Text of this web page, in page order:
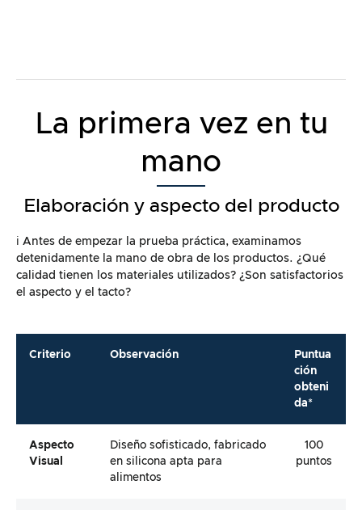
La primera vez en tu
mano
Elaboración y aspecto del producto
ℹ️ Antes de empezar la prueba práctica, examinamos
detenidamente la mano de obra de los productos. ¿Qué
calidad tienen los materiales utilizados? ¿Son satisfactorios
el aspecto y el tacto?
Criterio Observación
Puntua
ción
obteni
da*
Aspecto
Visual
Diseño sofisticado, fabricado
en silicona apta para
alimentos
100
puntos